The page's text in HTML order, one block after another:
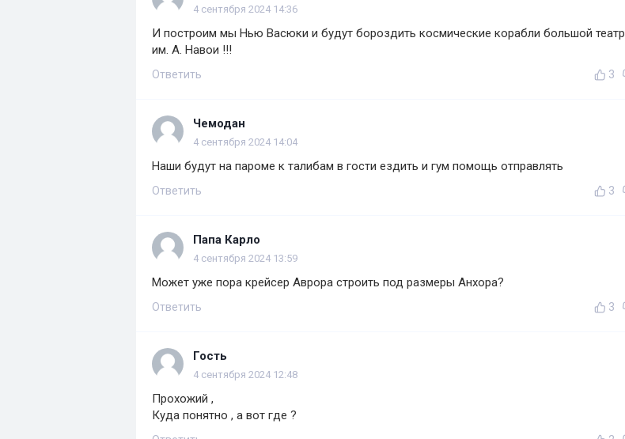
4 сентября 2024 14:36
И построим мы Нью Васюки и будут бороздить космические корабли большой театр
им. А. Навои !!!
Ответить 3
Чемодан
4 сентября 2024 14:04
Наши будут на пароме к талибам в гости ездить и гум помощь отправлять
Ответить 3
Папа Карло
4 сентября 2024 13:59
Может уже пора крейсер Аврора строить под размеры Анхора?
Ответить 3
Гость
4 сентября 2024 12:48
Прохожий ,
Куда понятно , а вот где ?